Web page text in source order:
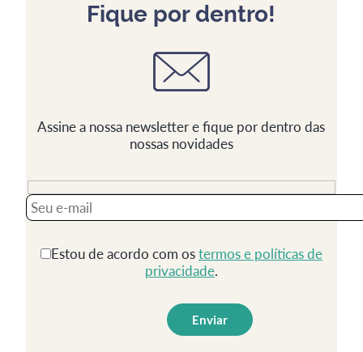
Fique por dentro!
Assine a nossa newsletter e fique por dentro das
nossas novidades
Estou de acordo com ostermos e políticas de
privacidade.